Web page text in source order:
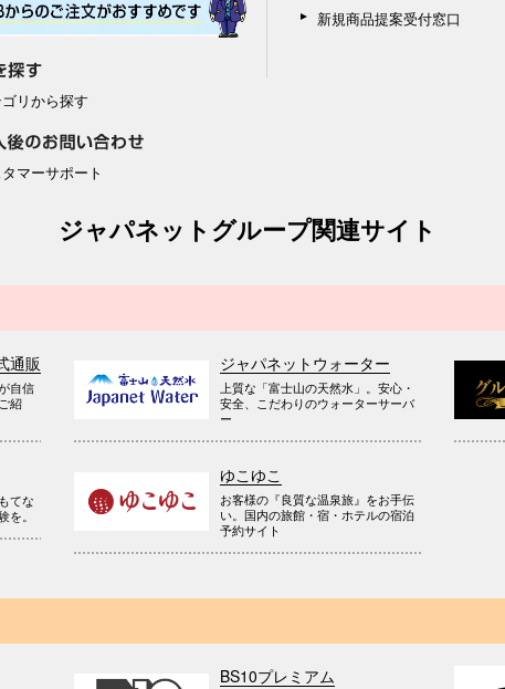
リから探す
マーサポート
新規商品提案受付窓口
ジャパネットグループ関連サイト
通販
自信
紹
ジャパネットウォーター
上質な「富士山の天然水」。安心・
安全、こだわりのウォーターサーバ
ー
てな
。
ゆこゆこ
お客様の『良質な温泉旅』をお手伝
い。国内の旅館・宿・ホテルの宿泊
予約サイト
BS10プレミアム